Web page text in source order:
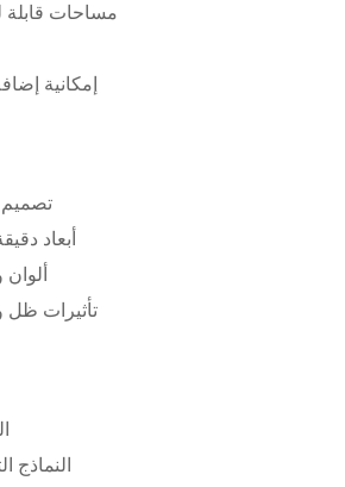
مساحات قابلة
إمكانية
تصميم
أبعاد
تأثيرات ظل
النماذج